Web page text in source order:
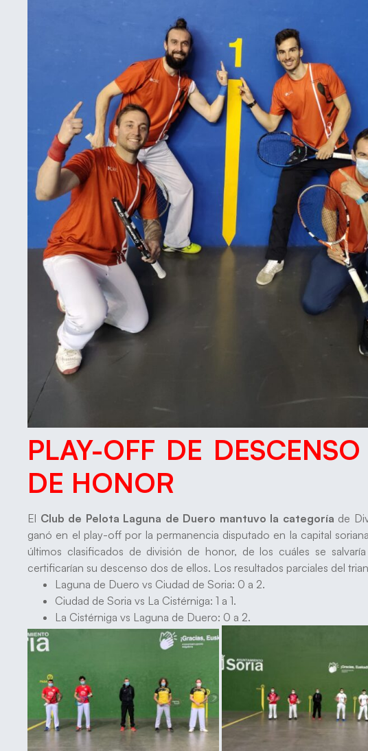
PLAY-OFF DE
DE HONOR
El Club de Pelota Laguna de Duero mantuvo la categoría de
ganó en el play-off por la permanencia disputado en la capital
últimos clasificados de división de honor, de los cuáles se
certificarían su descenso dos de ellos. Los resultados parciales del
Laguna de Duero vs Ciudad de Soria: 0 a 2.
Ciudad de Soria vs La Cistérniga: 1 a 1.
La Cistérniga vs Laguna de Duero: 0 a 2.